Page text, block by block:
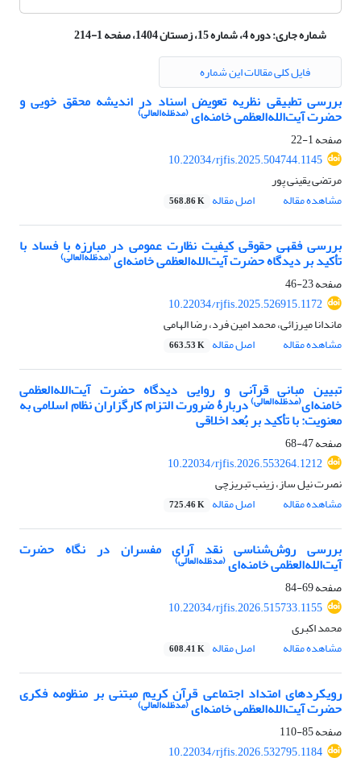
شماره جاری:دوره 4، شماره 15، زمستان 1404، صفحه 1-214
فایل کلی مقالات این شماره
بررسی تطبیقی نظریه تعویض اسناد در اندیشه محقق خویی و
حضرت آیت‌الله‌العظمی خامنه‌ای(مدظله‌العالی)
صفحه1-22
10.22034/rjfis.2025.504744.1145
مرتضی یقینی پور
مشاهده مقاله
اصل مقاله 568.86 K
بررسی فقهی حقوقی کیفیت نظارت عمومی در مبارزه با فساد با
تأکید بر دیدگاه حضرت آیت‌الله‌العظمی خامنه‌ای(مدظله‌العالی)
صفحه23-46
10.22034/rjfis.2025.526915.1172
ماندانا میرزائی، محمد امین فرد، رضا الهامی
مشاهده مقاله
اصل مقاله 663.53 K
تبیین مبانی قرآنی و روایی دیدگاه حضرت آیت‌الله‌العظمی
خامنه‌ای(مدظله‌العالی)دربارۀ ضرورت التزام کارگزاران نظام اسلامی به
معنویت: با تأکید بر بُعد اخلاقی
صفحه47-68
10.22034/rjfis.2026.553264.1212
نصرت نیل ساز، زینب تبریزچی
مشاهده مقاله
اصل مقاله 725.46 K
بررسی روش‌شناسی نقد آرای مفسران در نگاه حضرت
آیت‌الله‌العظمی خامنه‌ای(مدظله‌العالی)
صفحه69-84
10.22034/rjfis.2026.515733.1155
محمد اکبری
مشاهده مقاله
اصل مقاله 608.41 K
رویکردهای امتداد اجتماعی قرآن کریم مبتنی بر منظومه فکری
حضرت آیت‌الله‌العظمی خامنه‌ای(مدظله‌العالی)
صفحه85-110
10.22034/rjfis.2026.532795.1184